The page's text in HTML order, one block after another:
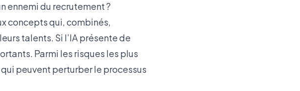
ennemi du recrutement ?
concepts qui, combinés,
talents. Si l’IA présente de
Parmi les risques les plus
peuvent perturber le processus